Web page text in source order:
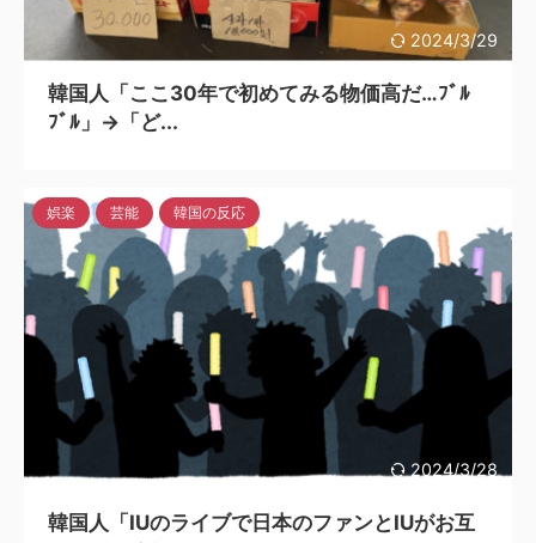
2024/3/29
韓国人「ここ30年で初めてみる物価高だ…ﾌﾞﾙ
ﾌﾞﾙ」→「ど...
2024/3/28
娯楽 芸能 韓国の反応
韓国人「IUのライブで日本のファンとIUがお互